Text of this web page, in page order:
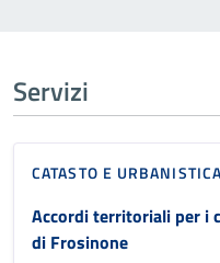
Servizi
CATASTO E URBANISTICA
Accordi territoriali per i
di Frosinone